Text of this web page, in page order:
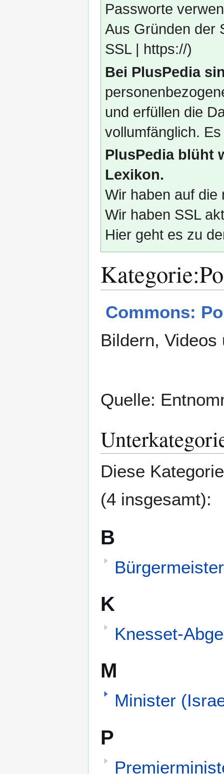
Passworte
Aus Gründen der
SSL | https://)
Bei PlusPedia
und erfüllen die
vollumfänglich.
PlusPedia blüht
Lexikon.
Wir haben auf die
Wir haben SSL
Hier geht es zu
Kategorie:
Navigation
Suche
Commons:
Bildern, Videos
Quelle:
Diese
(4 insgesamt):
B
K
Knesset-
M
Minister
P